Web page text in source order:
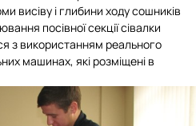
висіву і глибини ходу сошників
посівної секції сівалки
з використанням реального
машинах, які розміщені в